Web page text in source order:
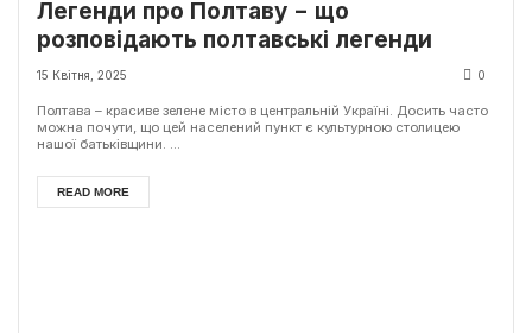
Легенди про Полтаву − що
розповідають полтавські легенди
15 Квітня, 2025 0
Полтава – красиве зелене місто в центральній Україні. Досить часто
можна почути, що цей населений пункт є культурною столицею
нашої батьківщини. ...
READ MORE